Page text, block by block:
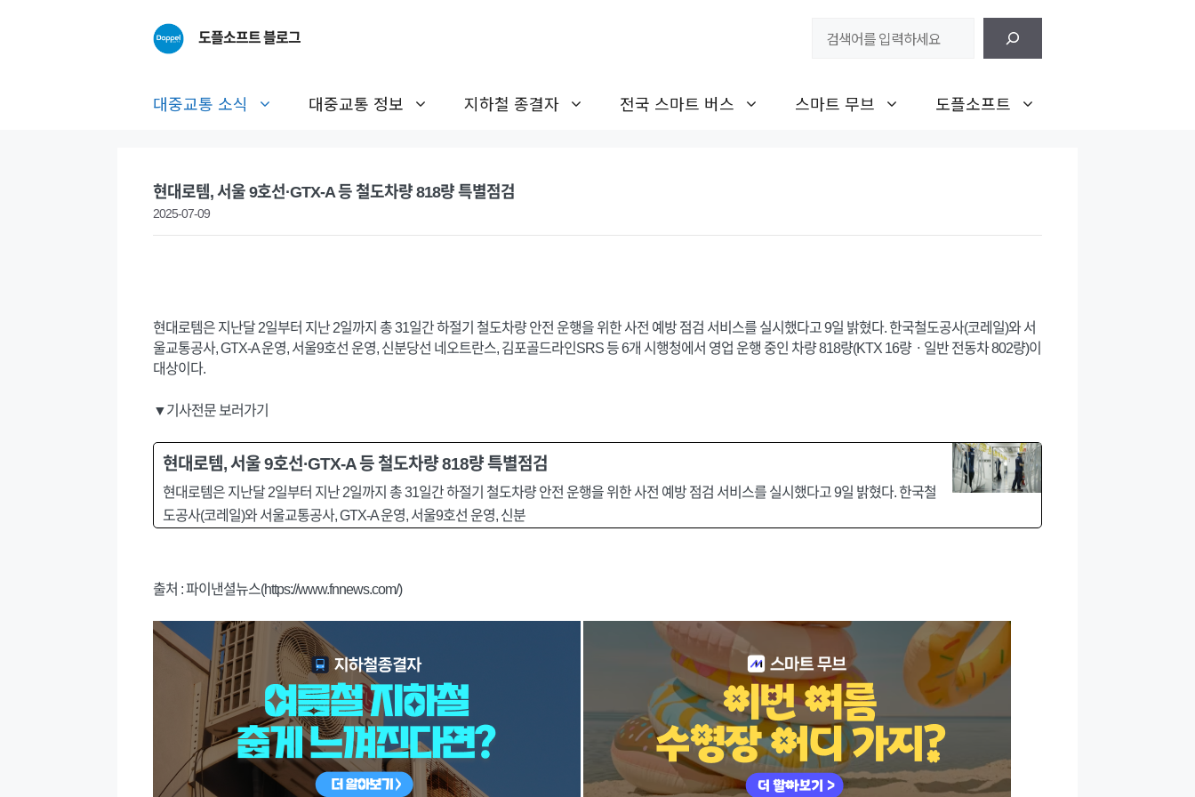
도플소프트 블로그
대중교통 소식 대중교통 정보 지하철 종결자 전국 스마트 버스 스마트 무브 도플소프트
현대로템, 서울 9호선·GTX-A 등 철도차량 818량 특별점검
2025-07-09
현대로템은 지난달 2일부터 지난 2일까지 총 31일간 하절기 철도차량 안전 운행을 위한 사전 예방 점검 서비스를 실시했다고 9일 밝혔다. 한국철도공사(코레일)와 서
울교통공사, GTX-A 운영, 서울9호선 운영, 신분당선 네오트란스, 김포골드라인SRS 등 6개 시행청에서 영업 운행 중인 차량 818량(KTX 16량ㆍ일반 전동차 802량)이
대상이다.
▼기사전문 보러가기
현대로템, 서울 9호선·GTX-A 등 철도차량 818량 특별점검
현대로템은 지난달 2일부터 지난 2일까지 총 31일간 하절기 철도차량 안전 운행을 위한 사전 예방 점검 서비스를 실시했다고 9일 밝혔다. 한국철
도공사(코레일)와 서울교통공사, GTX-A 운영, 서울9호선 운영, 신분
출처 : 파이낸셜뉴스(https://www.fnnews.com/)